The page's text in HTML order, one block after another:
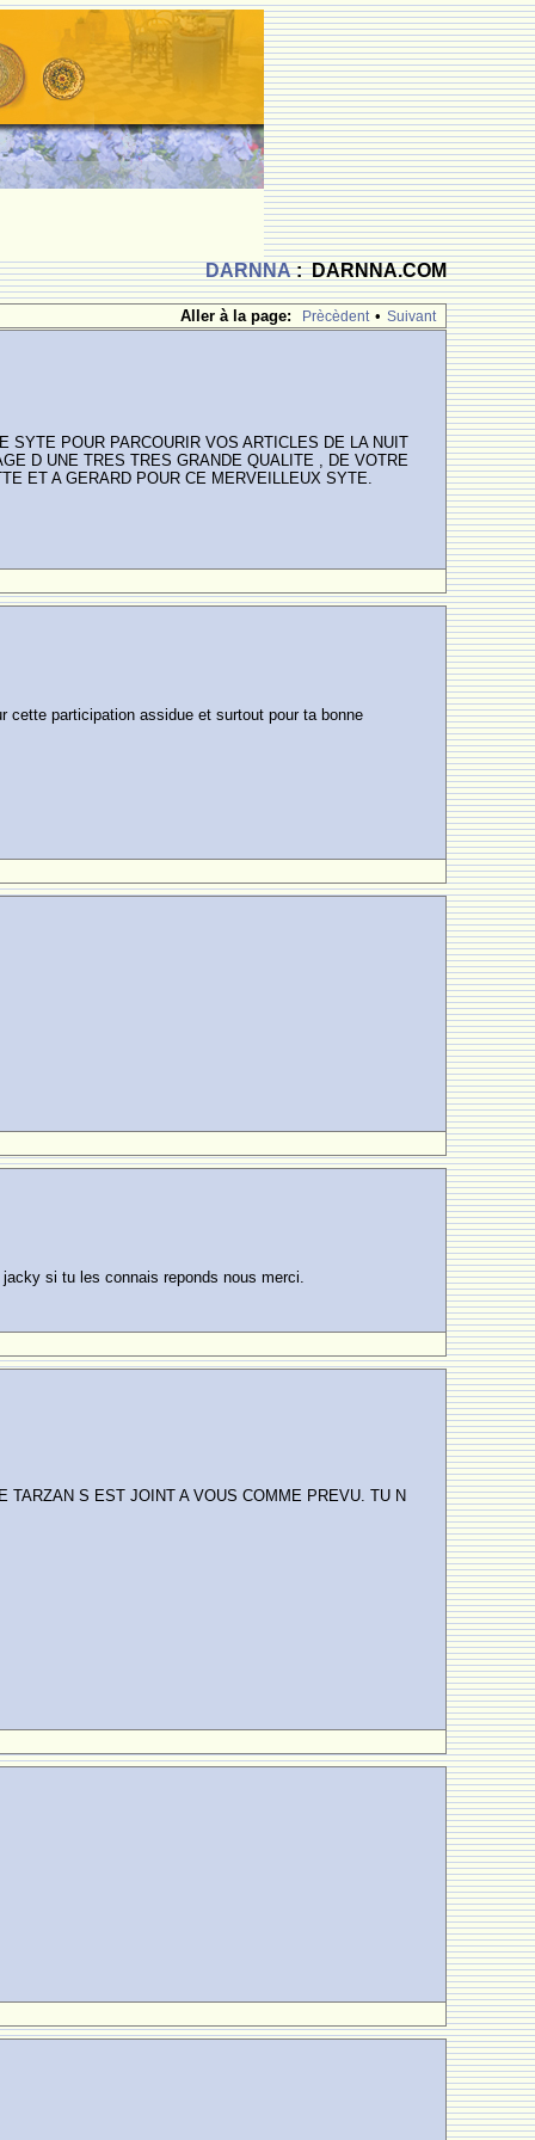
DARNNA: DARNNA.COM
Aller à la page: Prècèdent • Suivant
POUR PARCOURIR VOS ARTICLES DE LA NUIT
D UNE TRES TRES GRANDE QUALITE , DE VOTRE
ET A GERARD POUR CE MERVEILLEUX SYTE.
cette participation assidue et surtout pour ta bonne
si tu les connais reponds nous merci.
S EST JOINT A VOUS COMME PREVU. TU N